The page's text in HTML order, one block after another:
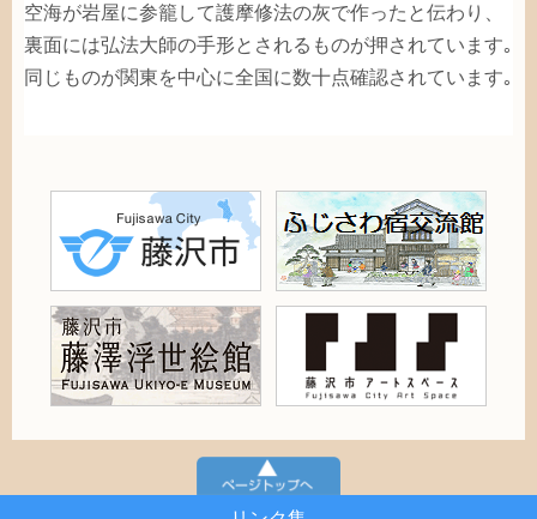
空海が岩屋に参籠 して護摩修法の灰で作ったと伝わり、
裏面には弘法大師の手形とされるものが押されています｡
同 じものが関東を中心に全国 に数十点確認されています｡